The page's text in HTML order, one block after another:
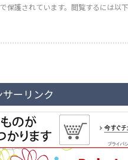
保護されています。閲覧するには以
サーリンク